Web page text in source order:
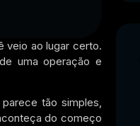
veio ao lugar certo.
uma operação e
tão simples,
do começo